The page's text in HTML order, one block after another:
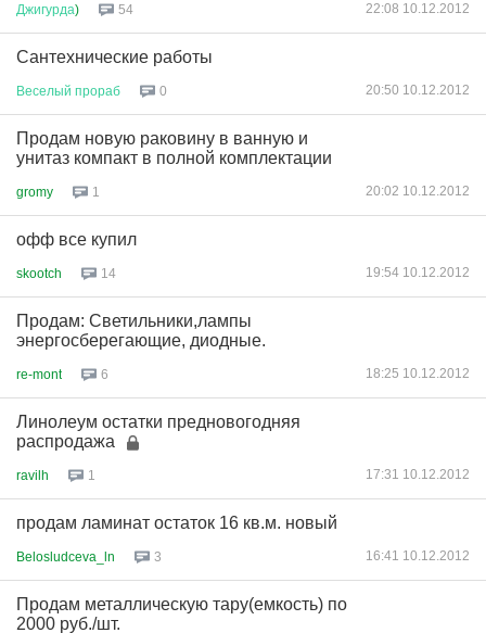
Джигурда) 54 22:08 10.12.2012
Сантехнические работы
Веселый прораб 0 20:50 10.12.2012
Продам новую раковину в ванную и
унитаз компакт в полной комплектации
gromy 1 20:02 10.12.2012
офф все купил
skootch 14 19:54 10.12.2012
Продам: Светильники,лампы
энергосберегающие, диодные.
re-mont 6 18:25 10.12.2012
Линолеум остатки предновогодняя
распродажа
ravilh 1 17:31 10.12.2012
продам ламинат остаток 16 кв.м. новый
Belosludceva_ln 3 16:41 10.12.2012
Продам металлическую тару(емкость) по
2000 руб./шт.